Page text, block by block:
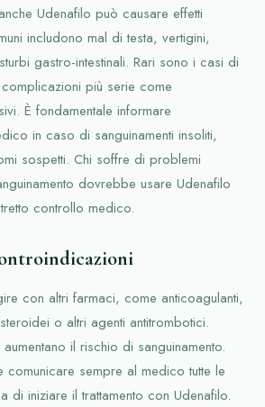
Udenafilo può causare effetti
includono mal di testa, vertigini,
gastro-intestinali. Rari sono i casi di
più serie come
È fondamentale informare
in caso di sanguinamenti insoliti,
sospetti. Chi soffre di problemi
dovrebbe usare Udenafilo
controllo medico.
con altri farmaci, come anticoagulanti,
o altri agenti antitrombotici.
il rischio di sanguinamento.
comunicare sempre al medico tutte le
di iniziare il trattamento con Udenafilo.